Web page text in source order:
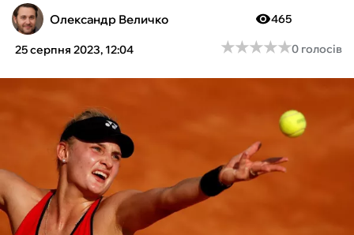
ТЕНІС
КІБЕРСПОРТ
ЧС-2026
ФУТЗАЛ
ІНШІ
Олександр Величко
25 серпня 2023, 12:04
465
★★★★★
★★★★★0 голосів